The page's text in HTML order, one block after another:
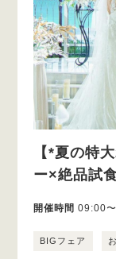
【*夏の特
ー×絶品試
開催時間 09:00
BIGフェア